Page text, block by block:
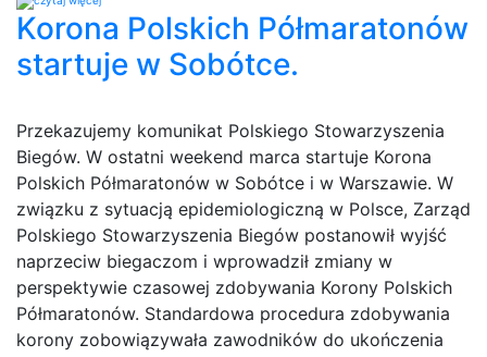
Korona Polskich Półmaratonów
startuje w Sobótce.
Przekazujemy komunikat Polskiego Stowarzyszenia
Biegów. W ostatni weekend marca startuje Korona
Polskich Półmaratonów w Sobótce i w Warszawie. W
związku z sytuacją epidemiologiczną w Polsce, Zarząd
Polskiego Stowarzyszenia Biegów postanowił wyjść
naprzeciw biegaczom i wprowadził zmiany w
perspektywie czasowej zdobywania Korony Polskich
Półmaratonów. Standardowa procedura zdobywania
korony zobowiązywała zawodników do ukończenia